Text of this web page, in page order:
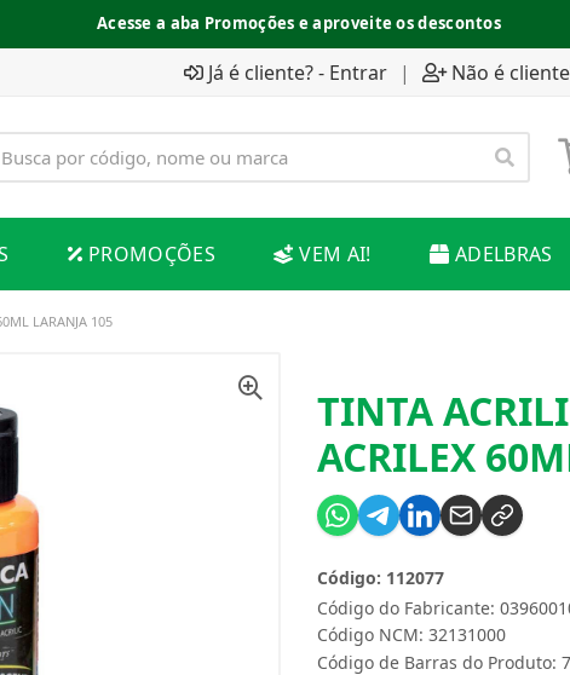
Acesse a aba Promoções e aproveite os descontos
Já é cliente? - Entrar | Não é
PROMOÇÕES VEM AI! ADELBRAS
LARANJA 105
TINTA
ACRILEX
Código do Fabricante:
Código: 112077
Código NCM: 32131000
Código de Barras do Produto: